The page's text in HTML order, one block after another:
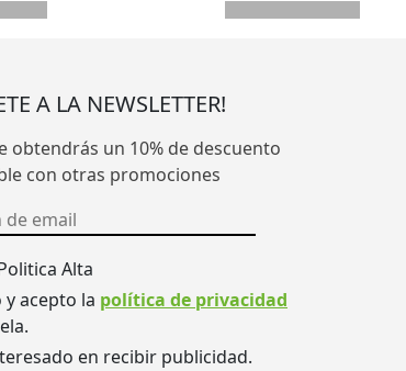
A LA NEWSLETTER!
obtendrás un 10% de descuento
con otras promociones
Alta
y acepto la política de privacidad
en recibir publicidad.